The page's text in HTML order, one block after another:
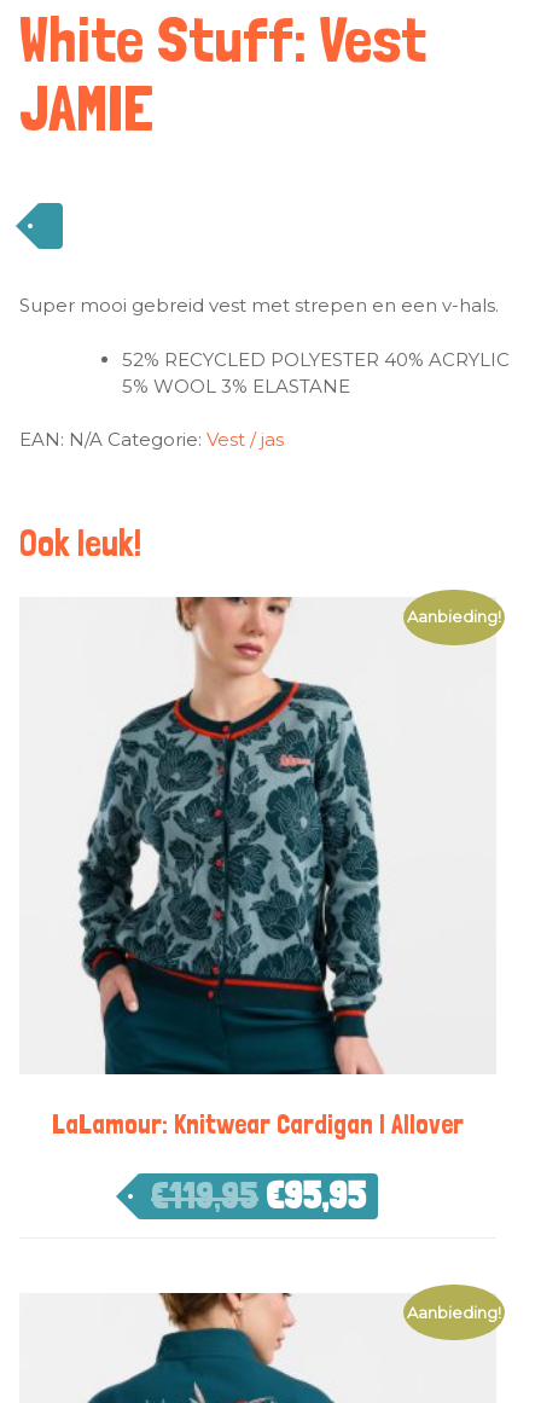
White Stuff: Vest
JAMIE
Super mooi gebreid vest met strepen en een v-hals.
52% RECYCLED POLYESTER 40% ACRYLIC
5% WOOL 3% ELASTANE
EAN: N/A Categorie: Vest / jas
Ook leuk!
Aanbieding!
LaLamour: Knitwear Cardigan | Allover
€119,95 €95,95
Aanbieding!